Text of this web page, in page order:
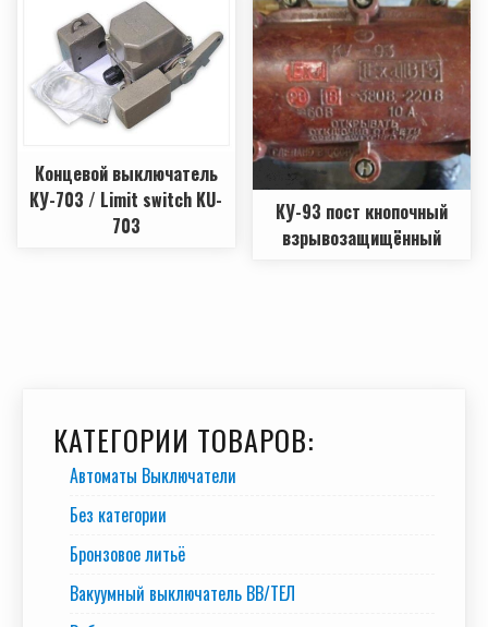
Концевой выключатель
КУ-703 / Limit switch KU-
703
КУ-93 пост кнопочный
взрывозащищённый
КАТЕГОРИИ ТОВАРОВ:
Автоматы Выключатели
Без категории
Бронзовое литьё
Вакуумный выключатель BB/TEЛ